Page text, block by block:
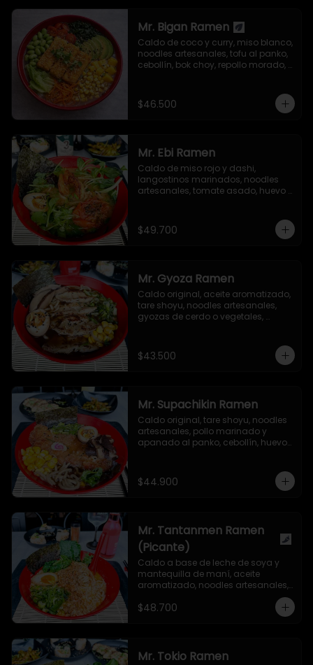
Mr. Bigan Ramen
Caldo de coco y curry, miso blanco,
noodles artesanales, tofu al panko,
cebollín, bok choy, repollo morado,
$46.500
Mr. Ebi Ramen
Caldo de miso rojo y dashi,
langostinos marinados, noodles
artesanales, tomate asado, huevo
mostaza, semillas de ajonjolí y
alga nori.
$49.700
Mr. Gyoza Ramen
Caldo original, aceite aromatizado,
tare shoyu, noodles artesanales,
gyozas de cerdo o vegetales,
ajonjolí y alga nori.
$43.500
Mr. Supachikin Ramen
Caldo original, tare shoyu, noodles
artesanales, pollo marinado y
apanado al panko, cebollín, huevo
de ajonjolí y alga nori.
$44.900
Mr. Tantanmen Ramen
(Picante)
Caldo a base de leche de soya y
mantequilla de maní, aceite
aromatizado, noodles artesanales,
carne de cerdo molida marinada
en salsa secreta, cebollín, bok choy,
huevo nitamago, aceite de ajonjolí
$48.700
Mr. Tokio Ramen